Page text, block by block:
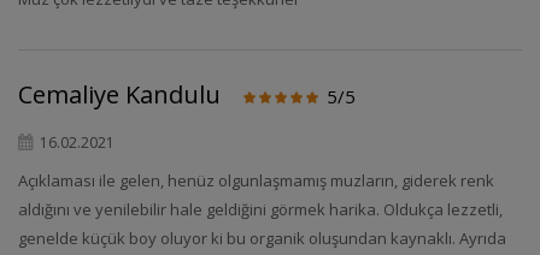
Cemaliye Kandulu 5/5
16.02.2021
Açıklaması ile gelen, henüz olgunlaşmamış muzların, giderek renk
aldığını ve yenilebilir hale geldiğini görmek harika. Oldukça lezzetli,
genelde küçük boy oluyor ki bu organik oluşundan kaynaklı. Ayrıda